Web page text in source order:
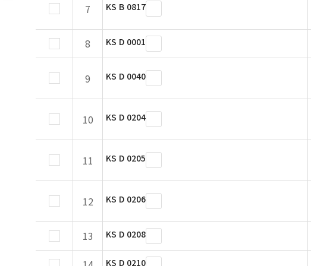
7 KS B 0817
8 KS D 0001
9 KS D 0040
10 KS D 0204
11 KS D 0205
12 KS D 0206
13 KS D 0208
KS D 0210